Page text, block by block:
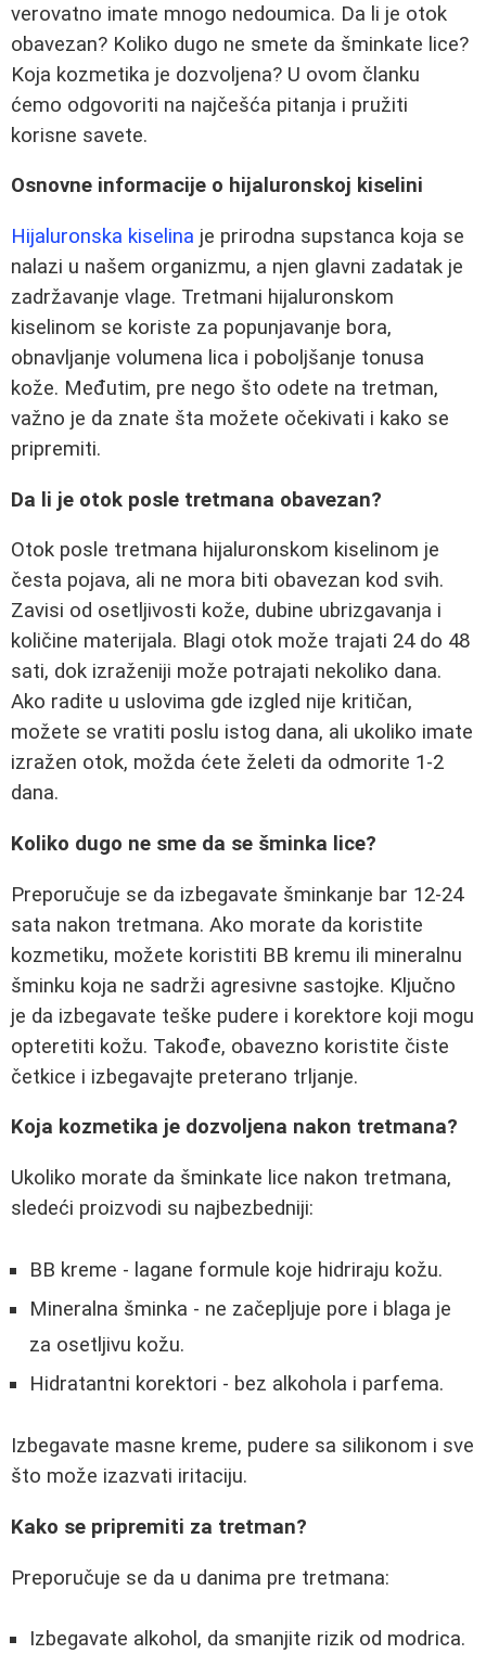
verovatno imate mnogo nedoumica. Da li je otok
obavezan? Koliko dugo ne smete da šminkate lice?
Koja kozmetika je dozvoljena? U ovom članku
ćemo odgovoriti na najčešća pitanja i pružiti
korisne savete.
Osnovne informacije o hijaluronskoj kiselini
Hijaluronska kiselina je prirodna supstanca koja se
nalazi u našem organizmu, a njen glavni zadatak je
zadržavanje vlage. Tretmani hijaluronskom
kiselinom se koriste za popunjavanje bora,
obnavljanje volumena lica i poboljšanje tonusa
kože. Međutim, pre nego što odete na tretman,
važno je da znate šta možete očekivati i kako se
pripremiti.
Da li je otok posle tretmana obavezan?
Otok posle tretmana hijaluronskom kiselinom je
česta pojava, ali ne mora biti obavezan kod svih.
Zavisi od osetljivosti kože, dubine ubrizgavanja i
količine materijala. Blagi otok može trajati 24 do 48
sati, dok izraženiji može potrajati nekoliko dana.
Ako radite u uslovima gde izgled nije kritičan,
možete se vratiti poslu istog dana, ali ukoliko imate
izražen otok, možda ćete želeti da odmorite 1-2
dana.
Koliko dugo ne sme da se šminka lice?
Preporučuje se da izbegavate šminkanje bar 12-24
sata nakon tretmana. Ako morate da koristite
kozmetiku, možete koristiti BB kremu ili mineralnu
šminku koja ne sadrži agresivne sastojke. Ključno
je da izbegavate teške pudere i korektore koji mogu
opteretiti kožu. Takođe, obavezno koristite čiste
četkice i izbegavajte preterano trljanje.
Koja kozmetika je dozvoljena nakon tretmana?
Ukoliko morate da šminkate lice nakon tretmana,
sledeći proizvodi su najbezbedniji:
BB kreme - lagane formule koje hidriraju kožu.
Mineralna šminka - ne začepljuje pore i blaga je
za osetljivu kožu.
Hidratantni korektori - bez alkohola i parfema.
Izbegavate masne kreme, pudere sa silikonom i sve
što može izazvati iritaciju.
Kako se pripremiti za tretman?
Preporučuje se da u danima pre tretmana:
Izbegavate alkohol, da smanjite rizik od modrica.